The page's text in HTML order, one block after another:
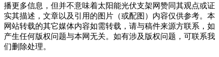
播更多信息，但并不意味着太阳能光伏支架网赞同其观点或证
实其描述，文章以及引用的图片（或配图）内容仅供参考。本
网站转载的其它媒体内容如需转载，请与稿件来源方联系，如
产生任何版权问题与本网无关。如有涉及版权问题，可联系我
们删除处理。